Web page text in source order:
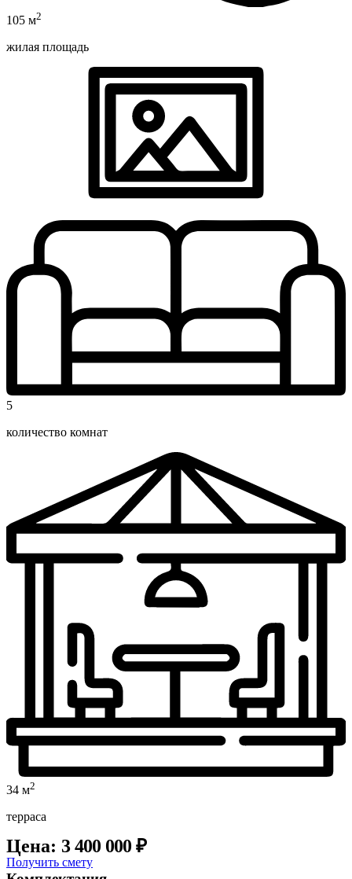
105 м2
жилая площадь
5
количество комнат
34 м2
терраса
Цена: 3 400 000 ₽
Получить смету